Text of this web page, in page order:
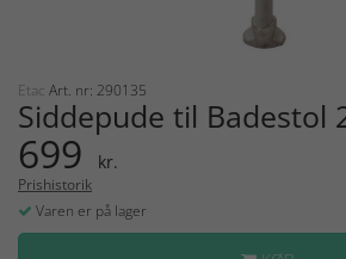
Etac Art. nr: 290135
Siddepude til Badestol
699 kr.
Prishistorik
Varen er på lager